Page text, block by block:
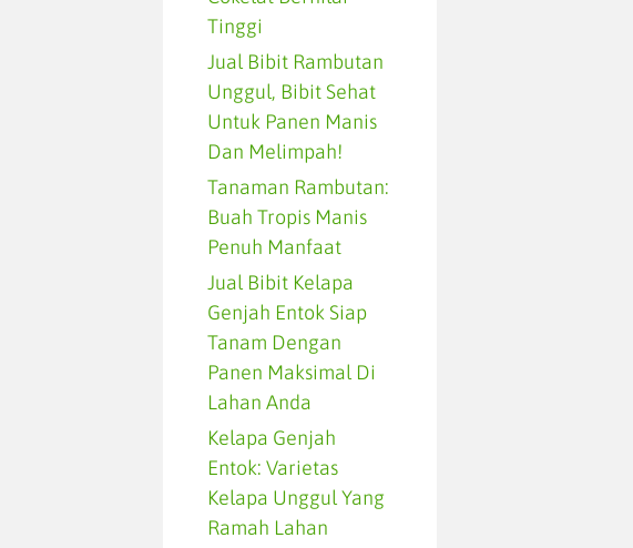
Tinggi
Jual Bibit Rambutan
Unggul, Bibit Sehat
Untuk Panen Manis
Dan Melimpah!
Tanaman Rambutan:
Buah Tropis Manis
Penuh Manfaat
Jual Bibit Kelapa
Genjah Entok Siap
Tanam Dengan
Panen Maksimal Di
Lahan Anda
Kelapa Genjah
Entok: Varietas
Kelapa Unggul Yang
Ramah Lahan